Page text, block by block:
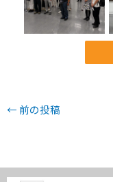
← 前の投稿